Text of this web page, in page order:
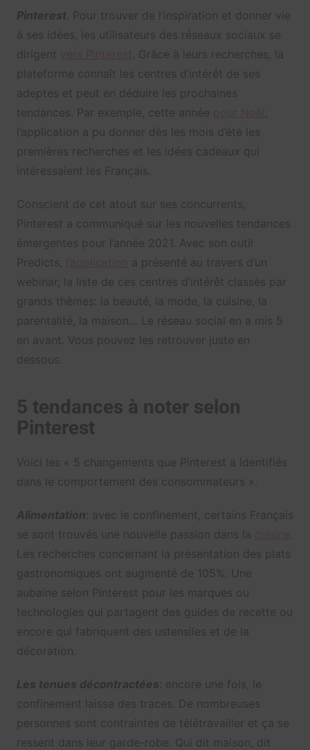
Pinterest. Pour trouver de l’inspiration et donner vie
à ses idées, les utilisateurs des réseaux sociaux se
dirigent
. Grâce à leurs recherches, la
plateforme connaît les centres d’intérêt de ses
adeptes et peut en déduire les prochaines
tendances. Par exemple, cette année
l’application a pu donner dès les mois d’été les
premières recherches et les idées cadeaux qui
intéressaient les Français.
Conscient de cet atout sur ses concurrents,
Pinterest a communiqué sur les nouvelles tendances
émergentes pour l’année 2021. Avec son outil
Predicts,
a présenté au travers d’un
webinar, la liste de ces centres d’intérêt classés par
grands thèmes: la beauté, la mode, la cuisine, la
parentalité, la maison… Le réseau social en a mis 5
en avant. Vous pouvez les retrouver juste en
dessous.
5 tendances à noter selon
Pinterest
Voici les « 5 changements que Pinterest a identifiés
dans le comportement des consommateurs ».
Alimentation: avec le confinement, certains Français
se sont trouvés une nouvelle passion dans la
Les recherches concernant la présentation des plats
gastronomiques ont augmenté de 105%. Une
aubaine selon Pinterest pour les marques ou
technologies qui partagent des guides de recette ou
encore qui fabriquent des ustensiles et de la
décoration.
Les tenues décontractées: encore une fois, le
confinement laisse des traces. De nombreuses
personnes sont contraintes de télétravailler et ça se
ressent dans leur garde-robe. Qui dit maison, dit